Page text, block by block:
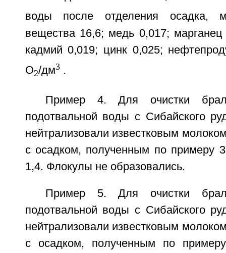
воды после отделения осадка,
вещества 16,6; медь 0,017;
кадмий 0,019; цинк 0,025;
О2/дм3.
Пример 4. Для очистки
подотвальной воды с Сибайского
нейтрализовали известковым
с осадком, полученным по примеру
1,4. Флокулы не образовались.
Пример 5. Для очистки
подотвальной воды с Сибайского
нейтрализовали известковым
с осадком, полученным по